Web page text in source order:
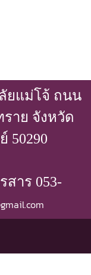
ยแม่โจ้ ถนน
ราย จังหวัด
50290
สาร 053-